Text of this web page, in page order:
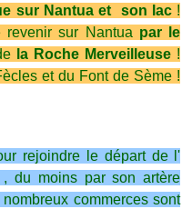
sur Nantua et son lac !
revenir sur Nantua par le
la Roche Merveilleuse !
et du Font de Sème !
rejoindre le départ de l'
du moins par son artère
commerces sont